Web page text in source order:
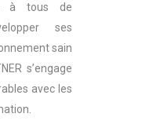
à tous de
ses
sain
s’engage
avec les